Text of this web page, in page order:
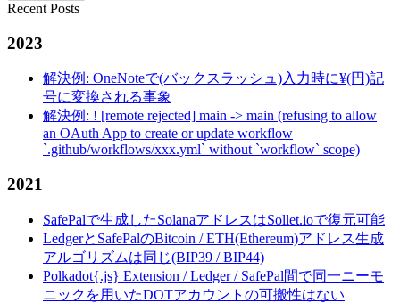
Recent Posts
2023
解決例: OneNoteで(バックスラッシュ)入力時に¥(円)記
号に変換される事象
解決例: ! [remote rejected] main -> main (refusing to allow
an OAuth App to create or update workflow
`.github/workflows/xxx.yml` without `workflow` scope)
2021
SafePalで生成したSolanaアドレスはSollet.ioで復元可能
LedgerとSafePalのBitcoin / ETH(Ethereum)アドレス生成
アルゴリズムは同じ(BIP39 / BIP44)
Polkadot{.js} Extension / Ledger / SafePal間で同一ニーモ
ニックを用いたDOTアカウントの可搬性はない